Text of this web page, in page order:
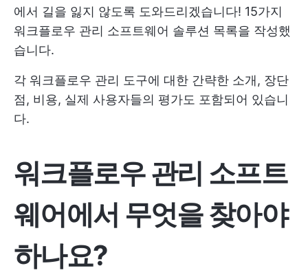
에서 길을 잃지 않도록 도와드리겠습니다! 15가지
워크플로우 관리 소프트웨어 솔루션 목록을 작성했
습니다.
각 워크플로우 관리 도구에 대한 간략한 소개, 장단
점, 비용, 실제 사용자들의 평가도 포함되어 있습니
다.
워크플로우 관리 소프트
웨어에서 무엇을 찾아야
하나요?